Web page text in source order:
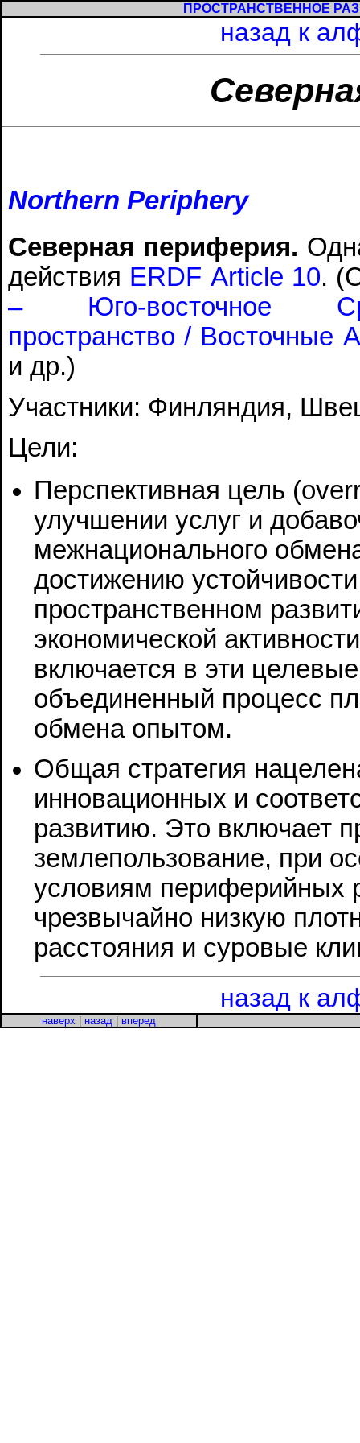
ПРОСТРАНСТВЕННОЕ
назад к
Northern Periphery
Северная периферия.
действия ERDF Article 10.
– Юго-восточное
пространство / Восточные
и др.)
Участники: Финляндия,
Цели:
Перспективная цель
улучшении услуг и
межнационального
достижению
пространственном
экономической
включается в эти
объединенный процесс
обмена опытом.
Общая стратегия
инновационных и
развитию. Это включает
землепользование, при
условиям периферийных
чрезвычайно низкую
расстояния и суровые
назад к
наверх назад вперед